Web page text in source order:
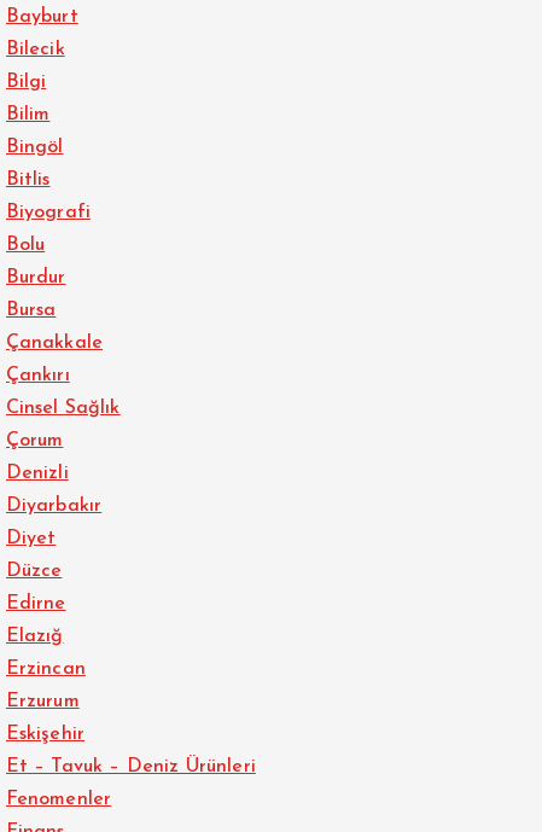
Bayburt
Bilecik
Bilgi
Bilim
Bingöl
Bitlis
Biyografi
Bolu
Burdur
Bursa
Çanakkale
Çankırı
Cinsel Sağlık
Çorum
Denizli
Diyarbakır
Diyet
Düzce
Edirne
Elazığ
Erzincan
Erzurum
Eskişehir
Et – Tavuk – Deniz Ürünleri
Fenomenler